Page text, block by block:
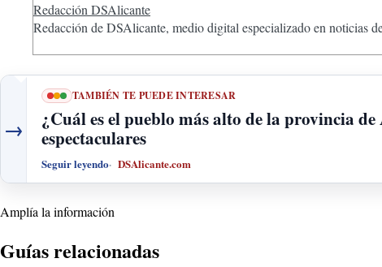
Redacción DSAlicante
Redacción de DSAlicante, medio digital especializado en noticias
→
TAMBIÉN TE PUEDE INTERESAR
¿Cuál es el pueblo más alto de la provincia
espectaculares
Seguir leyendo DSAlicante.com
Amplía la información
Guías relacionadas